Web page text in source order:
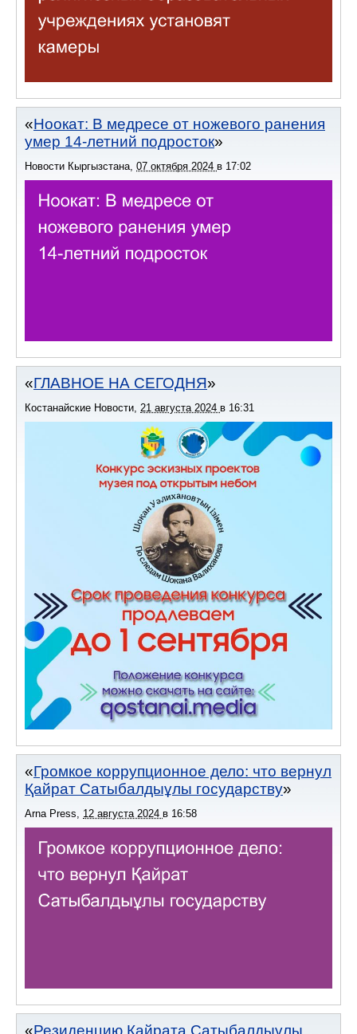
Ноокат: В медресе от ножевого ранения
умер 14-летний подросток
Новости Кыргызстана, 07 октября 2024 в 17:02
ГЛАВНОЕ НА СЕГОДНЯ
Костанайские Новости 21 августа 2024 в 16:31
Громкое коррупционное дело: что вернул
Қайрат Сатыбалдыұлы государству
Arna Press 12 августа 2024 в 16:58
Резиденцию Кайрата Сатыбалдыұлы